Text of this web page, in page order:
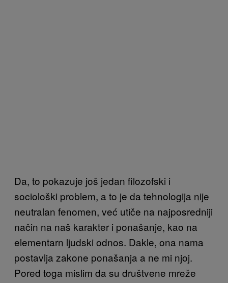
Da, to pokazuje još jedan filozofski i
sociološki problem, a to je da tehnologija nije
neutralan fenomen, već utiče na najposredniji
način na naš karakter i ponašanje, kao na
elementarn ljudski odnos. Dakle, ona nama
postavlja zakone ponašanja a ne mi njoj.
Pored toga mislim da su društvene mreže